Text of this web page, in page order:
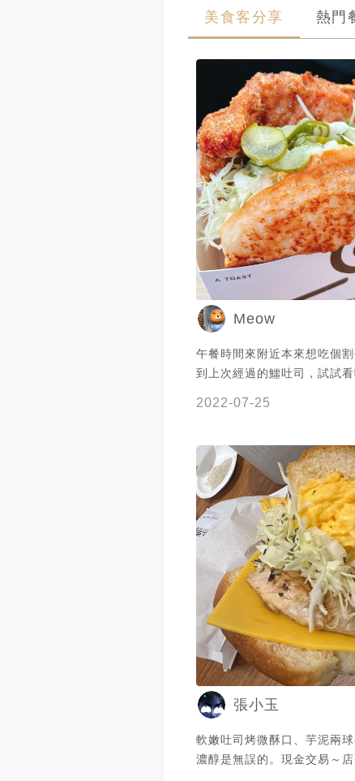
美食客分享 熱門
Meow
午餐時間來附近本來想吃個
到上次經過的鱷吐司，試試看吧。
$40還有手工地瓜條$40。 櫃檯直接點
餐，現點現做稍微等一會就
店裡也有內用的位置，不多
大，不過簡單吃個早餐應該夠了。
吐司亮點是西門老店金排骨
好吃，吐司口感也不錯，切
司夾上嫩但跟排骨，一口咬
花醬的秘密相比之下稍微普
點花生醬全部都集中在吐司
沒有吃到最後幾口，其實都
味道，可惜。 麥克雞塊，是個自帶鹹味的
雞塊，還蠻好吃的，也不會
地瓜條，地瓜香甜份量也蠻
2022-07-25
張小玉
軟嫩吐司烤微酥口、芋泥兩球
濃醇是無誤的。現金交易～